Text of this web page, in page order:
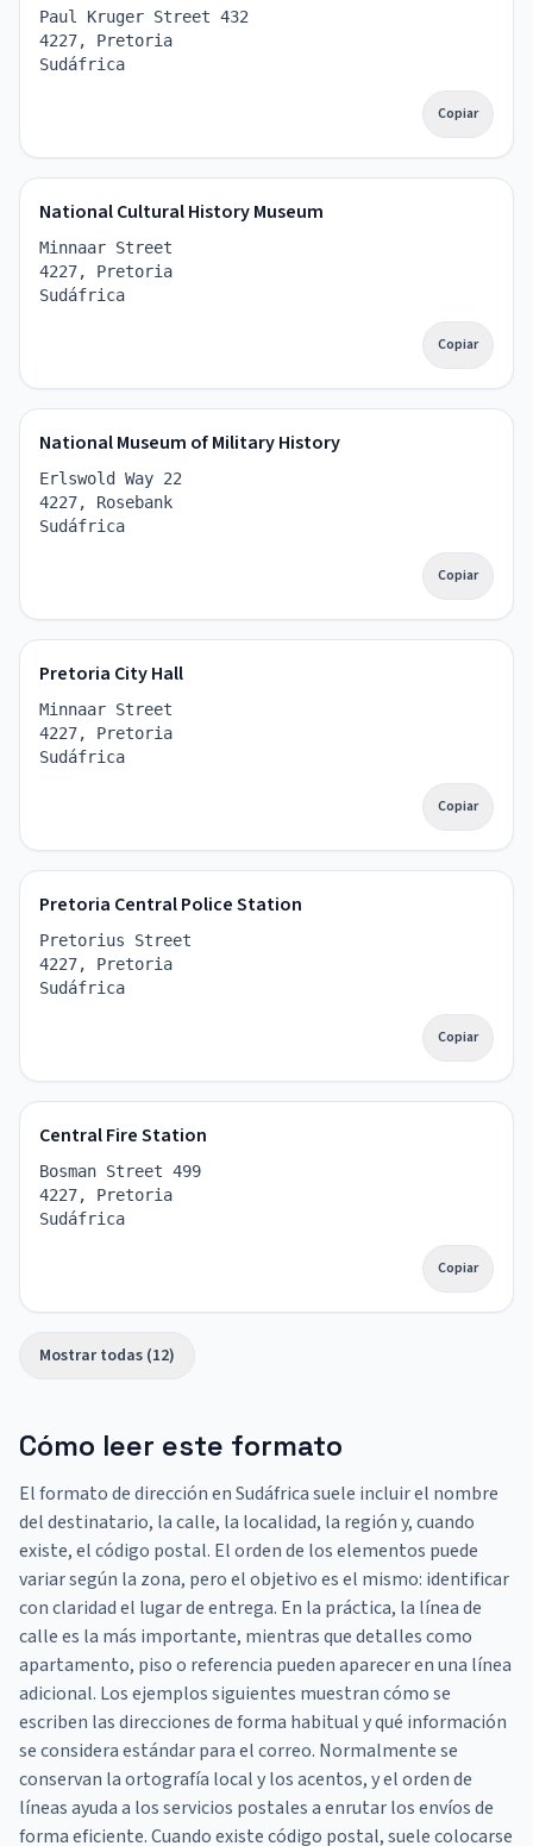
Paul Kruger Street 432
4227, Pretoria
Sudáfrica
Copiar
National Cultural History Museum
Minnaar Street
4227, Pretoria
Sudáfrica
Copiar
National Museum of Military History
Erlswold Way 22
4227, Rosebank
Sudáfrica
Copiar
Pretoria City Hall
Minnaar Street
4227, Pretoria
Sudáfrica
Copiar
Pretoria Central Police Station
Pretorius Street
4227, Pretoria
Sudáfrica
Copiar
Central Fire Station
Bosman Street 499
4227, Pretoria
Sudáfrica
Copiar
Mostrar todas (12)
Cómo leer este formato
El formato de dirección en Sudáfrica suele incluir el nombre
del destinatario, la calle, la localidad, la región y, cuando
existe, el código postal. El orden de los elementos puede
variar según la zona, pero el objetivo es el mismo: identificar
con claridad el lugar de entrega. En la práctica, la línea de
calle es la más importante, mientras que detalles como
apartamento, piso o referencia pueden aparecer en una línea
adicional. Los ejemplos siguientes muestran cómo se
escriben las direcciones de forma habitual y qué información
se considera estándar para el correo. Normalmente se
conservan la ortografía local y los acentos, y el orden de
líneas ayuda a los servicios postales a enrutar los envíos de
forma eficiente. Cuando existe código postal, suele colocarse